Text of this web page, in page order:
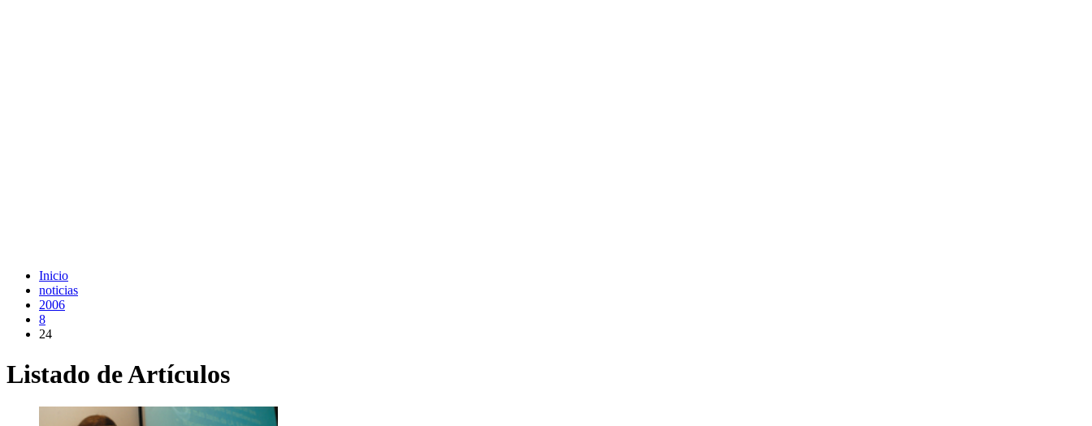
Inicio
noticias
2006
8
24
Listado de Artículos